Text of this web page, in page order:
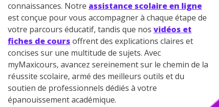
connaissances. Notre assistance scolaire en ligne
est conçue pour vous accompagner à chaque étape de
votre parcours éducatif, tandis que nos vidéos et
fiches de cours offrent des explications claires et
concises sur une multitude de sujets. Avec
myMaxicours, avancez sereinement sur le chemin de la
réussite scolaire, armé des meilleurs outils et du
soutien de professionnels dédiés à votre
épanouissement académique.